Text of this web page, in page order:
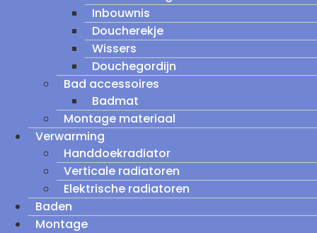
Inbouwnis
Doucherekje
Wissers
Douchegordijn
Bad accessoires
Badmat
Montage materiaal
Verwarming
Handdoekradiator
Verticale radiatoren
Elektrische radiatoren
Baden
Montage